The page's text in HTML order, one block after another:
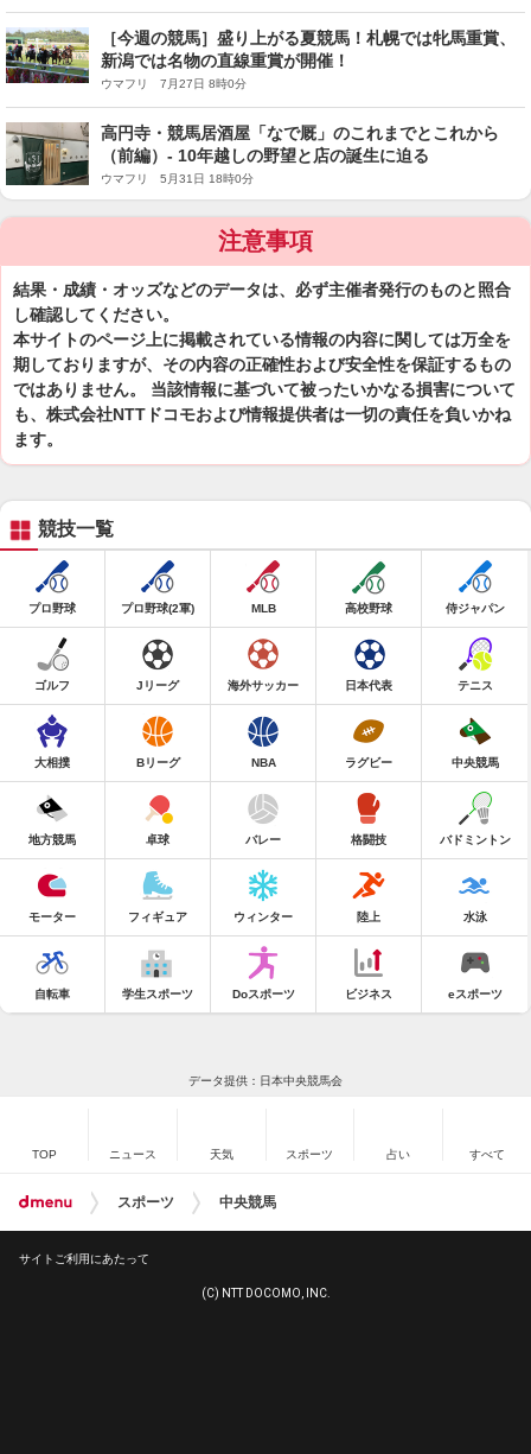
［今週の競馬］盛り上がる夏競馬！札幌では牝馬重賞、
新潟では名物の直線重賞が開催！
ウマフリ 7月27日 8時0分
高円寺・競馬居酒屋「なで厩」のこれまでとこれから
（前編）- 10年越しの野望と店の誕生に迫る
ウマフリ 5月31日 18時0分
注意事項
結果・成績・オッズなどのデータは、必ず主催者発行のものと照合
し確認してください。
本サイトのページ上に掲載されている情報の内容に関しては万全を
期しておりますが、その内容の正確性および安全性を保証するもの
ではありません。 当該情報に基づいて被ったいかなる損害について
も、株式会社NTTドコモおよび情報提供者は一切の責任を負いかね
ます。
競技一覧
プロ野球 プロ野球(2軍) MLB 高校野球 侍ジャパン
ゴルフ Jリーグ 海外サッカー 日本代表 テニス
大相撲 Bリーグ NBA ラグビー 中央競馬
地方競馬 卓球 バレー 格闘技 バドミントン
モーター フィギュア ウィンター 陸上 水泳
自転車 学生スポーツ Doスポーツ ビジネス eスポーツ
データ提供：日本中央競馬会
TOP ニュース 天気 スポーツ 占い すべて
スポーツ 中央競馬
サイトご利用にあたって
(C) NTT DOCOMO, INC.